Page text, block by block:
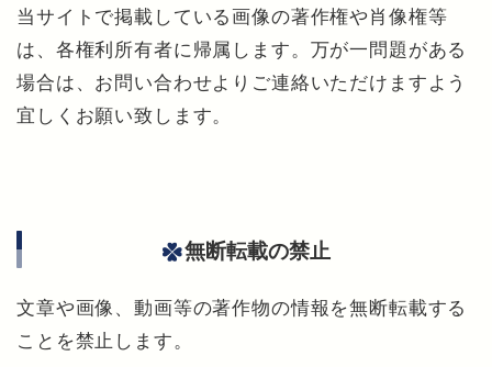
当サイトで掲載している画像の著作権や肖像権等
は、各権利所有者に帰属します。万が一問題がある
場合は、お問い合わせよりご連絡いただけますよう
宜しくお願い致します。
無断転載の禁止
文章や画像、動画等の著作物の情報を無断転載する
ことを禁止します。